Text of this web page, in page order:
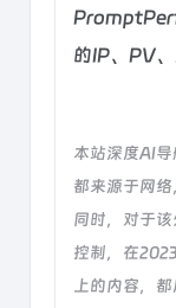
的IP、PV、
本站深度AI
都来源于网络
同时，对于
控制，在
上的内容，